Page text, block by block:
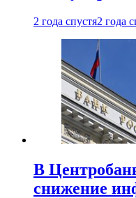
2 года спустя2 года
В
снижение